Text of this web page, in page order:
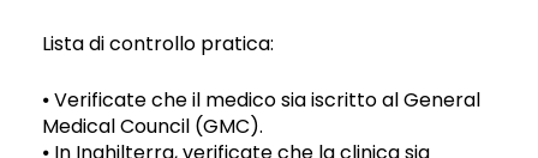
Lista di controllo pratica:
⦁ Verificate che il medico sia iscritto al General
Medical Council (GMC).